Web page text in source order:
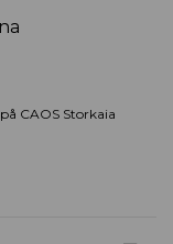
CAOS Storkaia